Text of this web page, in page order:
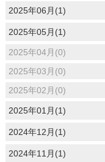
2025年06月(1)
2025年05月(1)
2025年04月(0)
2025年03月(0)
2025年02月(0)
2025年01月(1)
2024年12月(1)
2024年11月(1)